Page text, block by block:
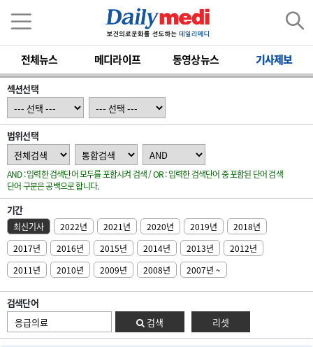
전체뉴스 메디라이프 동영상뉴스 기사제보
섹션선택
범위선택
AND : 입력한 검색단어 모두를 포함시켜 검색 / OR : 입력한 검색단어 중 포함된 단어 검색
단어 구분은 공백으로 합니다.
기간
최신기사 2022년 2021년 2020년 2019년
2018년
2017년
2016년 2015년 2014년 2013년
2012년
2011년
2010년 2009년 2008년 2007년 ~
검색단어
검색
리셋